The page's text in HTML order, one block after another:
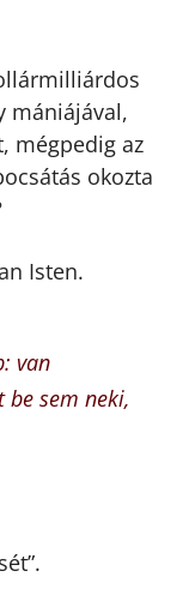
mániájával,
mégpedig az
okozta
Isten.
van
sem neki,